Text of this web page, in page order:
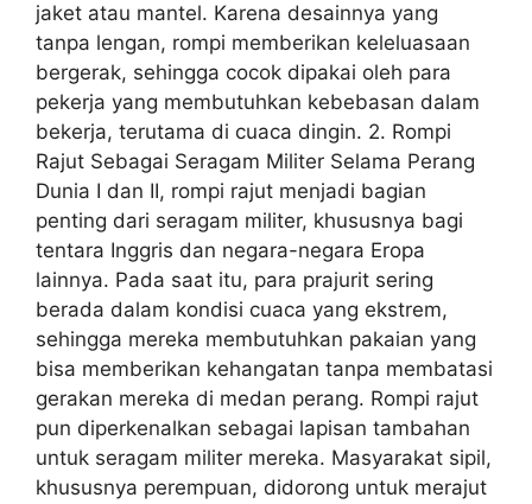
jaket atau mantel. Karena desainnya yang
tanpa lengan, rompi memberikan keleluasaan
bergerak, sehingga cocok dipakai oleh para
pekerja yang membutuhkan kebebasan dalam
bekerja, terutama di cuaca dingin. 2. Rompi
Rajut Sebagai Seragam Militer Selama Perang
Dunia I dan II, rompi rajut menjadi bagian
penting dari seragam militer, khususnya bagi
tentara Inggris dan negara-negara Eropa
lainnya. Pada saat itu, para prajurit sering
berada dalam kondisi cuaca yang ekstrem,
sehingga mereka membutuhkan pakaian yang
bisa memberikan kehangatan tanpa membatasi
gerakan mereka di medan perang. Rompi rajut
pun diperkenalkan sebagai lapisan tambahan
untuk seragam militer mereka. Masyarakat sipil,
khususnya perempuan, didorong untuk merajut